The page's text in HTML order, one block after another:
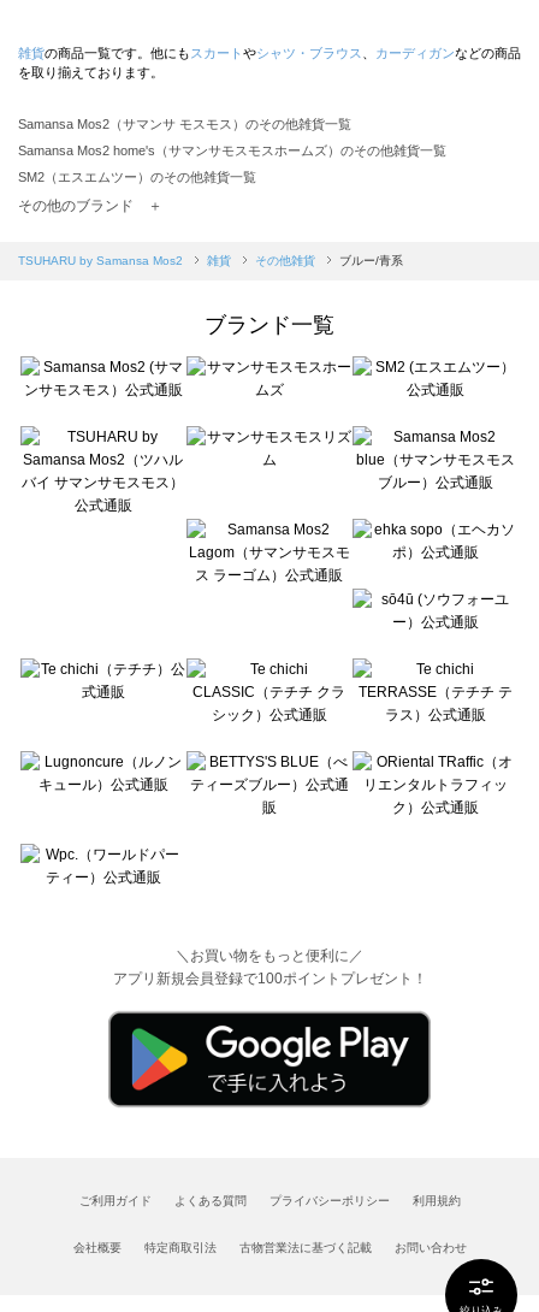
雑貨の商品一覧です。他にも スカート やシャツ・ブラウス カーディガンなどの商品
を取り揃えております。
Samansa Mos2（サマンサ モスモス）のその他雑貨一覧
Samansa Mos2 home's（サマンサモスモスホームズ）のその他雑貨一覧
SM2（エスエムツー）のその他雑貨一覧
TSUHARU by Samansa Mos2（ツハルバイサマンサモスモス）のその他雑貨一覧
Samansa Mos2 blue（サマンサモスモス ブルー）のその他雑貨一覧
sō4ū（ソウフォーユー）のその他雑貨一覧
Te chichi（テチチ）のその他雑貨一覧
Te chichi CLASSIC（テチチ クラシック）のその他雑貨一覧
Lugnoncure（ルノンキュール）のその他雑貨一覧
BETTY'S BLUE（べティーズブルー）のその他雑貨一覧
Wpc.（ワールドパーティー）のその他雑貨一覧
その他のブランド ＋
TSUHARU by Samansa Mos2 雑貨 その他雑貨 ブルー/青系
ブランド一覧
＼お買い物をもっと便利に／
アプリ新規会員登録で100ポイントプレゼント！
ご利用ガイド よくある質問 プライバシーポリシー 利用規約
会社概要 特定商取引法 古物営業法に基づく記載 お問い合わせ